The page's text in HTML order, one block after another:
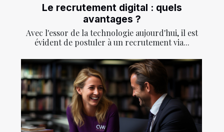
Le recrutement digital : quels
avantages ?
Avec l'essor de la technologie aujourd'hui, il est
évident de postuler à un recrutement via...